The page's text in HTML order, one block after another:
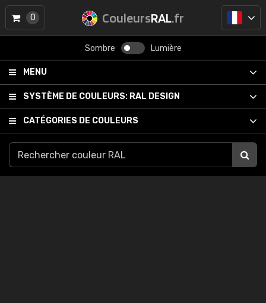
CouleursRAL.fr
Sombre Lumière
MENU
SYSTÈME DE COULEURS: RAL DESIGN
CATÉGORIES DE COULEURS
0